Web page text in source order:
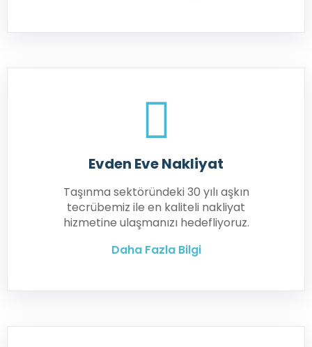
Evden Eve Nakliyat
Taşınma sektöründeki 30 yılı aşkın
tecrübemiz ile en kaliteli nakliyat
hizmetine ulaşmanızı hedefliyoruz.
Daha Fazla Bilgi